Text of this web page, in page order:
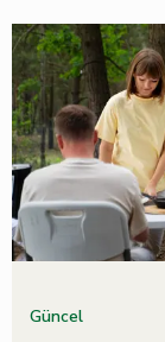
Güncel